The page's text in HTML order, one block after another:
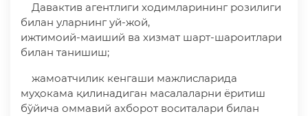
Давактив агентлиги ходимларининг розилиги
билан уларнинг уй-жой,
ижтимоий-маиший ва хизмат шарт-шароитлари
билан танишиш;
жамоатчилик кенгаши мажлисларида
муҳокама қилинадиган масалаларни ёритиш
бўйича оммавий ахборот воситалари билан